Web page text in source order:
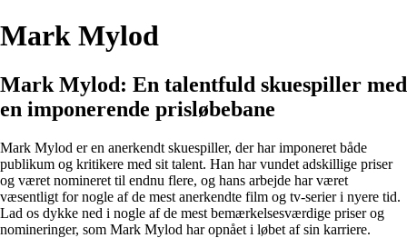
Mark Mylod
Mark Mylod: En talentfuld skuespiller med
en imponerende prisløbebane
Mark Mylod er en anerkendt skuespiller, der har imponeret både
publikum og kritikere med sit talent. Han har vundet adskillige priser
og været nomineret til endnu flere, og hans arbejde har været
væsentligt for nogle af de mest anerkendte film og tv-serier i nyere tid.
Lad os dykke ned i nogle af de mest bemærkelsesværdige priser og
nomineringer, som Mark Mylod har opnået i løbet af sin karriere.